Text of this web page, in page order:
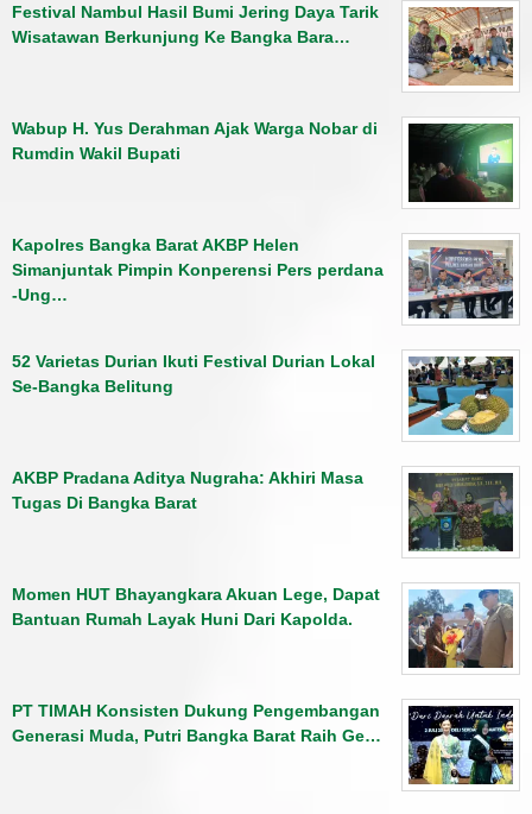
Festival Nambul Hasil Bumi Jering Daya Tarik
Wisatawan Berkunjung Ke Bangka Bara…
Wabup H. Yus Derahman Ajak Warga Nobar di
Rumdin Wakil Bupati
Kapolres Bangka Barat AKBP Helen
Simanjuntak Pimpin Konperensi Pers perdana
-Ung…
52 Varietas Durian Ikuti Festival Durian Lokal
Se-Bangka Belitung
AKBP Pradana Aditya Nugraha: Akhiri Masa
Tugas Di Bangka Barat
Momen HUT Bhayangkara Akuan Lege, Dapat
Bantuan Rumah Layak Huni Dari Kapolda.
PT TIMAH Konsisten Dukung Pengembangan
Generasi Muda, Putri Bangka Barat Raih Ge…